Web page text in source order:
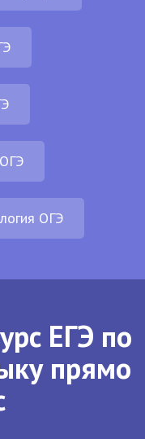
ОГЭ
ЕГЭ по
прямо